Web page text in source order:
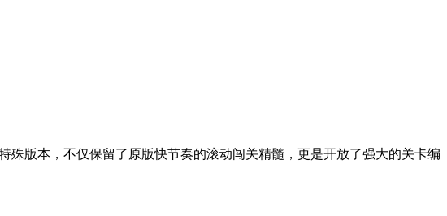
版本，不仅保留了原版快节奏的滚动闯关精髓，更是开放了强大的关卡编